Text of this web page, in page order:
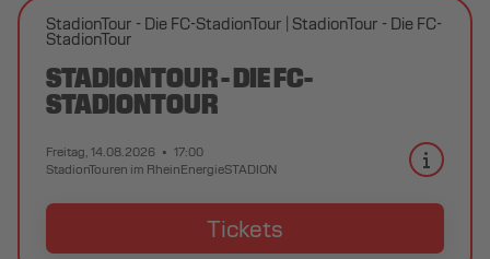
StadionTour - Die FC-StadionTour StadionTour - Die FC-
StadionTour
STADIONTOUR - DIE FC-
STADIONTOUR
Freitag, 14.08.2026
17:00
StadionTouren im RheinEnergieSTADION
Tickets